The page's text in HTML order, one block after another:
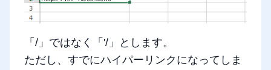
「/」ではなく「'/」とします。
ただし、すでにハイパーリンクになってしま